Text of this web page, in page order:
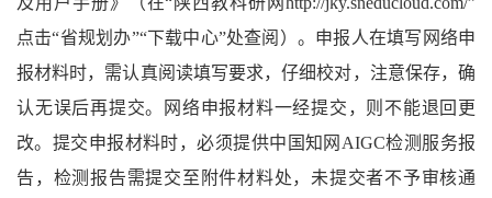
点击“省规划办”“下载中心”处查阅）。申报人在填写网络申
报材料时，需认真阅读填写要求，仔细校对，注意保存，确
认无误后再提交。网络申报材料一经提交，则不能退回更
改。提交申报材料时，必须提供中国知网AIGC检测服务报
告，检测报告需提交至附件材料处，未提交者不予审核通